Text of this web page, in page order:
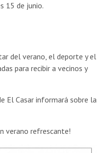
15 de junio.
del verano, el deporte y el
para recibir a vecinos y
El Casar informará sobre la
verano refrescante!